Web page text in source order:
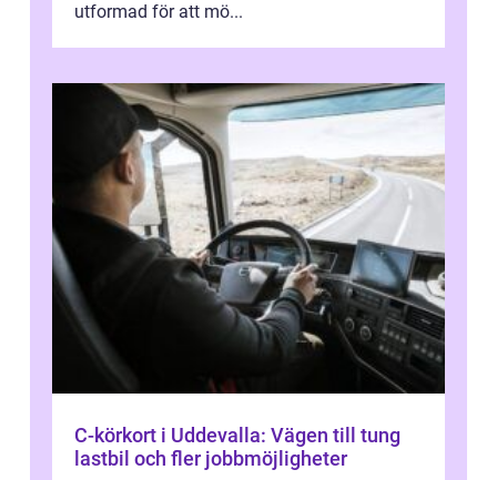
utformad för att mö...
C-körkort i Uddevalla: Vägen till tung
lastbil och fler jobbmöjligheter